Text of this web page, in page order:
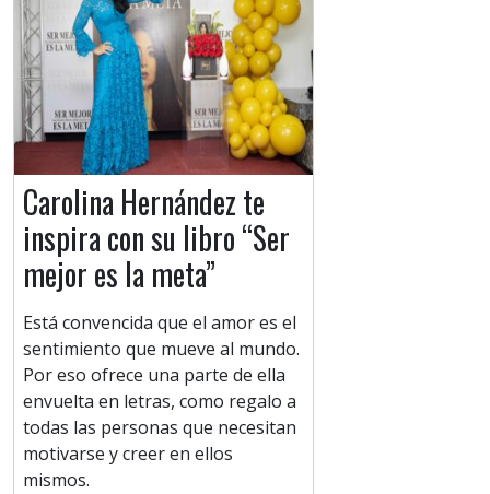
Carolina Hernández te
inspira con su libro “Ser
mejor es la meta”
Está convencida que el amor es el
sentimiento que mueve al mundo.
Por eso ofrece una parte de ella
envuelta en letras, como regalo a
todas las personas que necesitan
motivarse y creer en ellos
mismos.